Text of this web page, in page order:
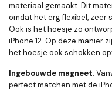
materiaal gemaakt. Dit
omdat het erg flexibel, zeer
Ook is het hoesje zo
iPhone 12. Op deze manier
het hoesje ook schokken
Ingebouwde magneet:
perfect matchen met de